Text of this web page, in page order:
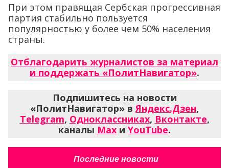
При этом правящая Сербская прогрессивная
партия стабильно пользуется
популярностью у более чем 50% населения
страны.
Отблагодарить журналистов за материал
и поддержать «ПолитНавигатор».
Подпишитесь на новости
«ПолитНавигатор» вЯндекс.Дзен,
Telegram, Одноклассниках, Вконтакте,
каналы Max и YouTube.
Последние новости